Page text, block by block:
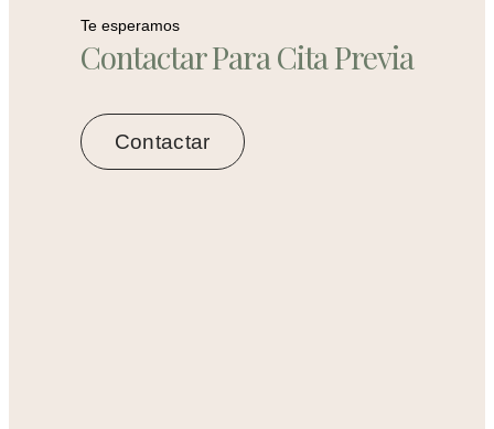
Te esperamos
Contactar Para Cita Previa
Contactar